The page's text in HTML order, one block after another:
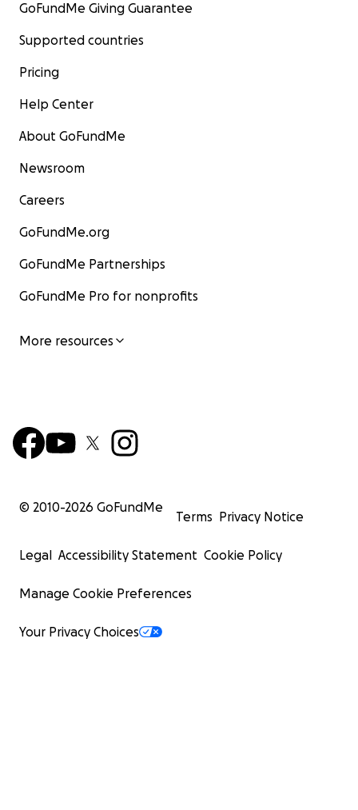
GoFundMe Giving Guarantee
Supported countries
Pricing
Help Center
About GoFundMe
Newsroom
Careers
GoFundMe.org
GoFundMe Partnerships
GoFundMe Pro for nonprofits
More resources
© 2010-2026 GoFundMe
Terms Privacy Notice
Legal Accessibility Statement Cookie Policy
Manage Cookie Preferences
Your Privacy Choices